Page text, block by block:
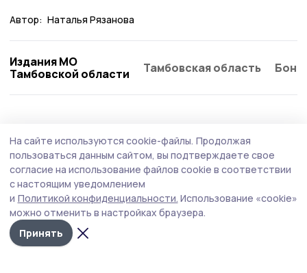
Автор: Наталья Рязанова
Издания МО
Тамбовской области
Тамбовская область
На сайте используются cookie-файлы. Продолжая
пользоваться данным сайтом, вы подтверждаете свое
согласие на использование файлов cookie в соответствии
с настоящим уведомлением
и Политикой конфиденциальности. Использование «cookie»
можно отменить в настройках браузера.
Принять